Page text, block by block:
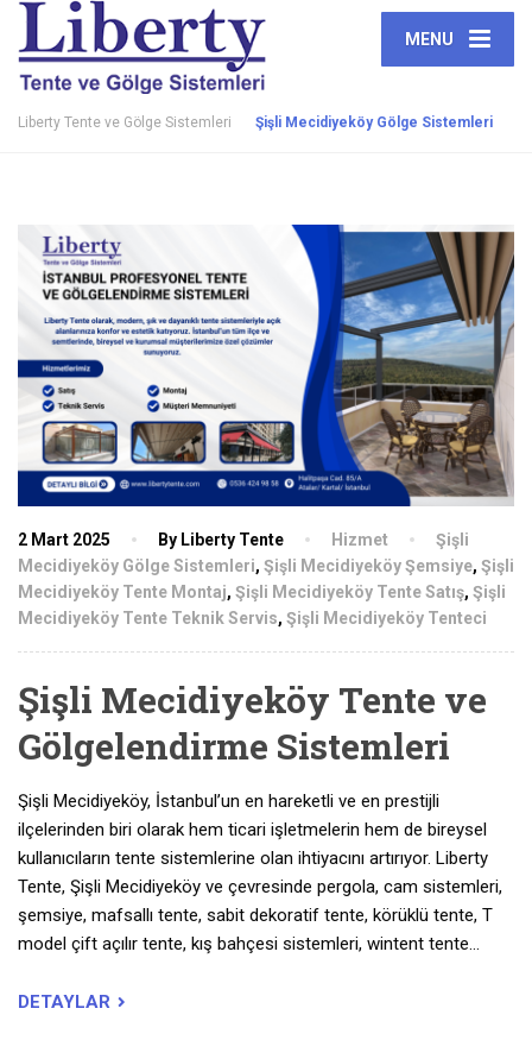
MENU
Liberty Tente ve Gölge Sistemleri Şişli Mecidiyeköy Gölge Sistemleri
2 Mart 2025 By Liberty Tente Hizmet
Şişli
Mecidiyeköy Gölge Sistemleri, Şişli Mecidiyeköy Şemsiye, Şişli
Mecidiyeköy Tente Montaj, Şişli Mecidiyeköy Tente Satış, Şişli
Mecidiyeköy Tente Teknik Servis, Şişli Mecidiyeköy Tenteci
Şişli Mecidiyeköy Tente ve
Gölgelendirme Sistemleri
Şişli Mecidiyeköy, İstanbul’un en hareketli ve en prestijli
ilçelerinden biri olarak hem ticari işletmelerin hem de bireysel
kullanıcıların tente sistemlerine olan ihtiyacını artırıyor. Liberty
Tente, Şişli Mecidiyeköy ve çevresinde pergola, cam sistemleri,
şemsiye, mafsallı tente, sabit dekoratif tente, körüklü tente, T
model çift açılır tente, kış bahçesi sistemleri, wintent tente…
DETAYLAR